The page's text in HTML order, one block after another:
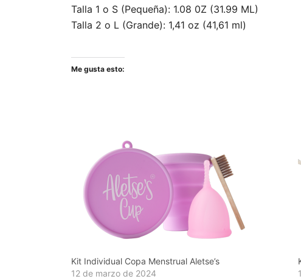
Talla 1 o S (Pequeña): 1.08 0Z (31.99 ML)
Talla 2 o L (Grande): 1,41 oz (41,61 ml)
Me gusta esto:
Kit Individual Copa Menstrual Aletse’s
12 de marzo de 2024